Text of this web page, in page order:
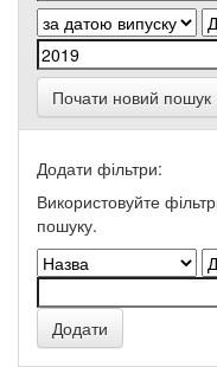
Почати новий пошук
Додати фільтри:
Використовуйте
пошуку.